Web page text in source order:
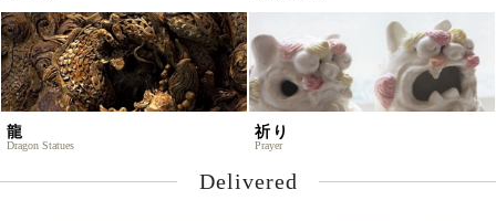
龍
Dragon Statues
祈り
Prayer
Delivered